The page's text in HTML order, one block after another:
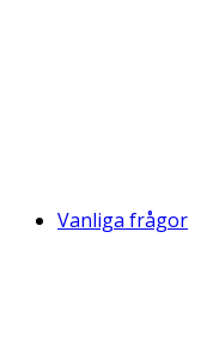
Vanliga frågor